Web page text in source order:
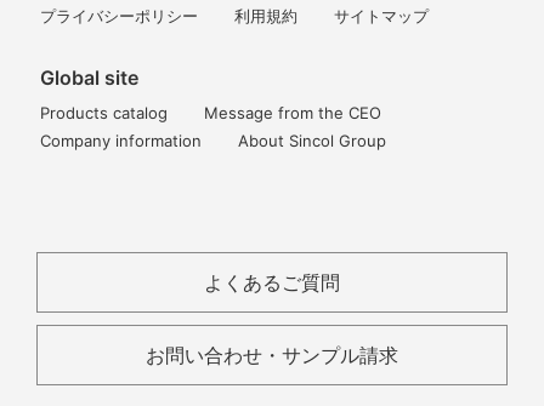
プライバシーポリシー
利用規約 サイトマップ
Global site
Products catalog
Message from the CEO
Company information
About Sincol Group
よくあるご質問
お問い合わせ・サンプル請求